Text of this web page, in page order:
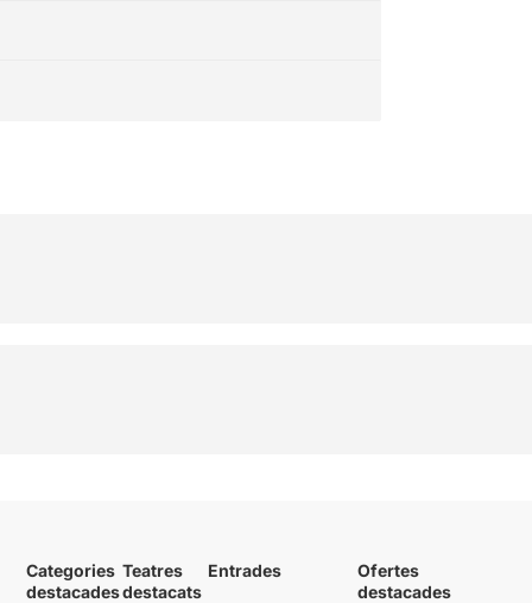
Categories
destacades
Teatres
destacats
Entrades
Ofertes
destacades